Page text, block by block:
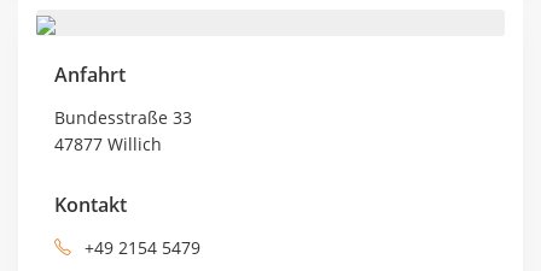
Anfahrt
Bundesstraße 33
47877 Willich
Kontakt
+49 2154 5479